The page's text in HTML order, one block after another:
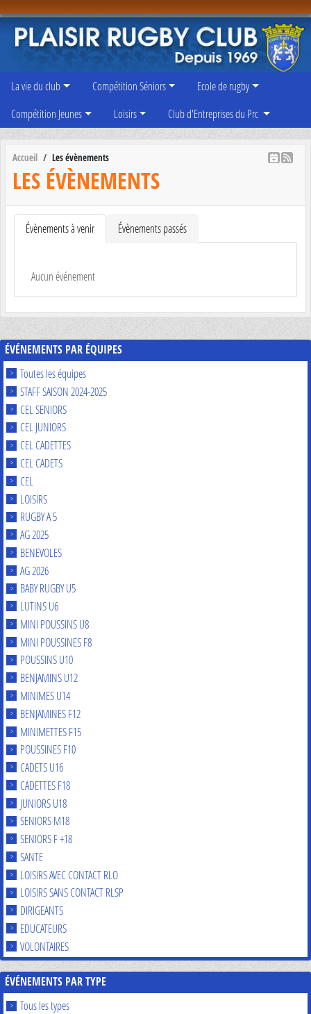
La vie du club Compétition Séniors
Ecole de rugby
Compétition Jeunes
Loisirs Club d'Entreprises du Prc
Accueil Les évènements
LES ÉVÈNEMENTS
Évènements à venir Évènements passés
Aucun événement
ÉVÉNEMENTS PAR ÉQUIPES
Toutes les équipes
STAFF SAISON 2024-2025
CEL SENIORS
CEL JUNIORS
CEL CADETTES
CEL CADETS
CEL
LOISIRS
RUGBY A 5
AG 2025
BENEVOLES
AG 2026
BABY RUGBY U5
LUTINS U6
MINI POUSSINS U8
MINI POUSSINES F8
POUSSINS U10
BENJAMINS U12
MINIMES U14
BENJAMINES F12
MINIMETTES F15
POUSSINES F10
CADETS U16
CADETTES F18
JUNIORS U18
SENIORS M18
SENIORS F +18
SANTE
LOISIRS AVEC CONTACT RLO
LOISIRS SANS CONTACT RLSP
DIRIGEANTS
EDUCATEURS
VOLONTAIRES
ÉVÉNEMENTS PAR TYPE
Tous les types
Panneau de gestion des cookies